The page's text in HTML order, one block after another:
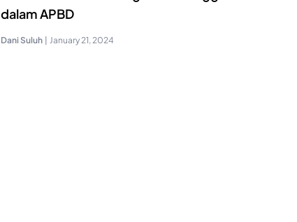
dalam APBD
Dani Suluh January 21, 2024